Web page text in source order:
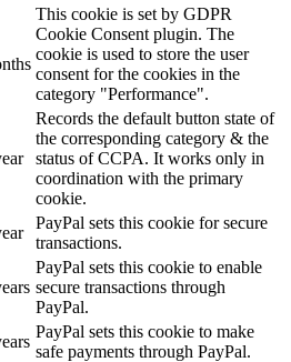
This cookie is set by GDPR
Cookie Consent plugin. The
cookie is used to store the user
consent for the cookies in the
category "Performance".
Records the default button state of
the corresponding category & the
status of CCPA. It works only in
coordination with the primary
cookie.
PayPal sets this cookie for secure
transactions.
PayPal sets this cookie to enable
secure transactions through
PayPal.
PayPal sets this cookie to make
safe payments through PayPal.